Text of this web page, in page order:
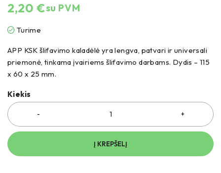
2,20 €su PVM
Turime
APP KSK šlifavimo kaladėlė yra lengva, patvari ir universali
priemonė, tinkama įvairiems šlifavimo darbams. Dydis – 115
x 60 x 25 mm.
Kiekis
Į KREPŠELĮ